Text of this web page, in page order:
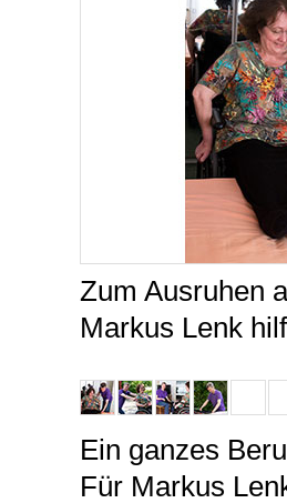
Zum Ausruhen
Markus Lenk
Ein ganzes
Für Markus